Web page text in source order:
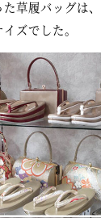
草履バッグは
ズでした。